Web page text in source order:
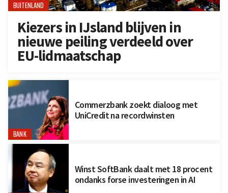
BUITENLAND
Kiezers in IJsland blijven in
nieuwe peiling verdeeld over
EU-lidmaatschap
BANK
Commerzbank zoekt dialoog met
UniCredit na recordwinsten
Winst SoftBank daalt met 18 procent
ondanks forse investeringen in AI